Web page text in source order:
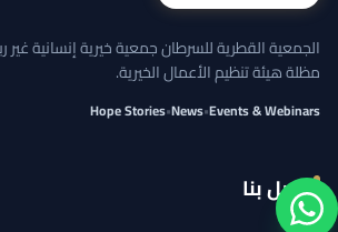
الجمعية القطرية للسرطان جمعية خيرية إنسانية
مظلة هيئة تنظيم الأعمال الخيرية.
Events & Webinars
•
News
•
Hope Stories
اتصل بنا